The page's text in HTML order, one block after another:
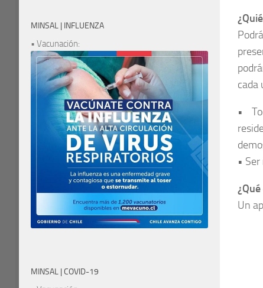
cada
•
•
Un
MINSAL | INFLUENZA
• Vacunación:
MINSAL | COVID-19